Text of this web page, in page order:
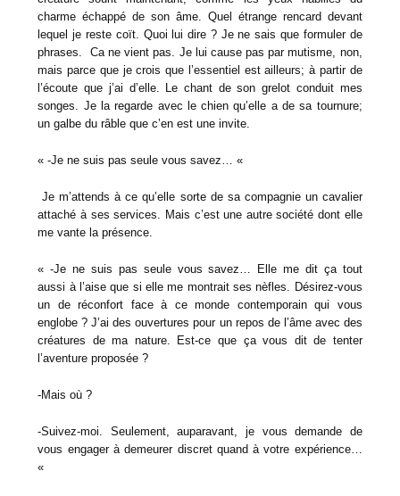
charme échappé de son âme. Quel étrange rencard devant
lequel je reste coït. Quoi lui dire ? Je ne sais que formuler de
phrases. Ca ne vient pas. Je lui cause pas par mutisme, non,
mais parce que je crois que l’essentiel est ailleurs; à partir de
l’écoute que j’ai d’elle. Le chant de son grelot conduit mes
songes. Je la regarde avec le chien qu’elle a de sa tournure;
un galbe du râble que c’en est une invite.
« -Je ne suis pas seule vous savez… «
Je m’attends à ce qu’elle sorte de sa compagnie un cavalier
attaché à ses services. Mais c’est une autre société dont elle
me vante la présence.
« -Je ne suis pas seule vous savez… Elle me dit ça tout
aussi à l’aise que si elle me montrait ses nèfles. Désirez-vous
un de réconfort face à ce monde contemporain qui vous
englobe ? J’ai des ouvertures pour un repos de l’âme avec des
créatures de ma nature. Est-ce que ça vous dit de tenter
l’aventure proposée ?
-Mais où ?
-Suivez-moi. Seulement, auparavant, je vous demande de
vous engager à demeurer discret quand à votre expérience…
«